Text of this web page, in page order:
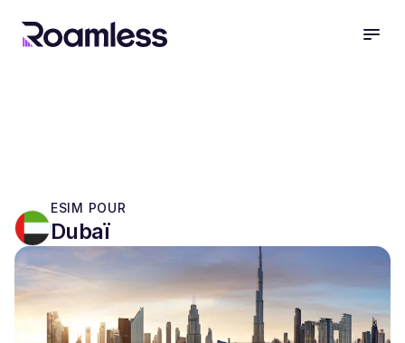
ESIM POUR
Dubaï